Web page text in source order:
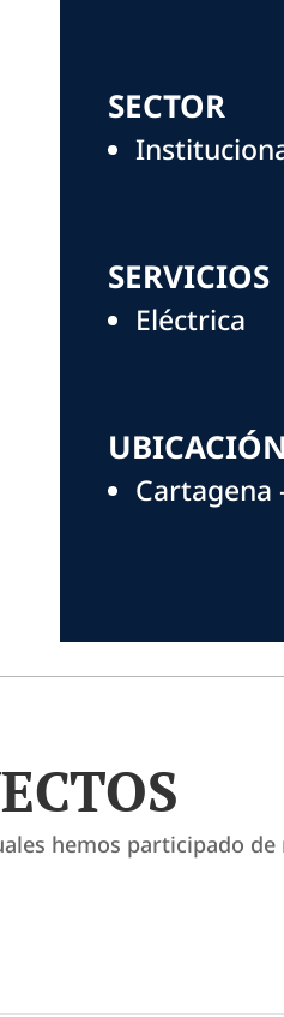
SECTOR
SERVICIOS
Eléctrica
Cartagena
hemos participado